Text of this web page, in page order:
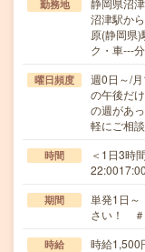
勤務地
静岡県沼
沼津駅か
原(静岡県
ク・車---分
曜日頻度
週0日～/
の午後だ
の週があ
軽にご相
時間
＜1日3時
期間
単発1日
さい！
時給 時給1,500